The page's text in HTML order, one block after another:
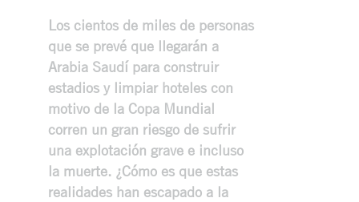
Los cientos de miles de personas
que se prevé que llegarán a
Arabia Saudí para construir
estadios y limpiar hoteles con
motivo de la Copa Mundial
corren un gran riesgo de sufrir
una explotación grave e incluso
la muerte. ¿Cómo es que estas
realidades han escapado a la